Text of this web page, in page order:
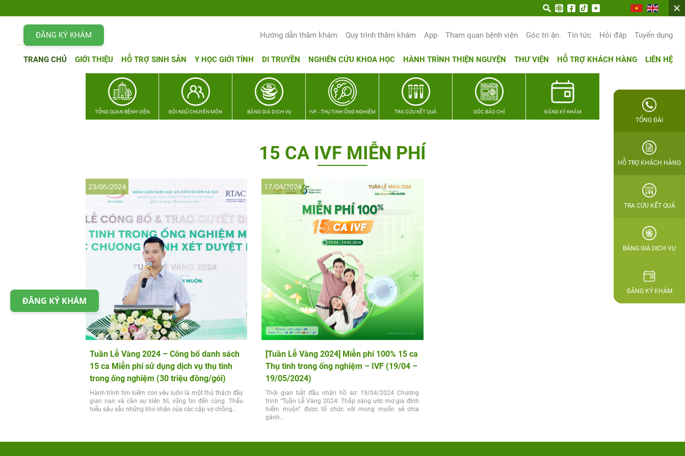
ĐĂNG KÝ KHÁM Hướng dẫn thăm khám Quy trình thăm khám App Tham quan bệnh viện Góc tri ân Tin tức Hỏi đáp Tuyển dụng
TRANG CHỦ GIỚI THIỆU HỖ TRỢ SINH SẢN Y HỌC GIỚI TÍNH DI TRUYỀN NGHIÊN CỨU KHOA HỌC HÀNH TRÌNH THIỆN NGUYỆN THƯ VIỆN HỖ TRỢ KHÁCH HÀNG LIÊN HỆ
TỔNG QUAN BỆNH VIỆN ĐỘI NGŨ CHUYÊN MÔN BẢNG GIÁ DỊCH VỤ IVF - THỤ TINH ỐNG NGHIỆM TRA CỨU KẾT QUẢ GÓC BÁO CHÍ ĐĂNG KÝ KHÁM
15 CA IVF MIỄN PHÍ
Tuần Lễ Vàng 2024 – Công bố danh sách
15 ca Miễn phí sử dụng dịch vụ thụ tinh
trong ống nghiệm (30 triệu đồng/gói)
Hành trình tìm kiếm con yêu luôn là một thử thách đầy
gian nan và cần sự kiên trì, vững tin đến cùng. Thấu
hiểu sâu sắc những khó khăn của các cặp vợ chồng...
23/06/2024
[Tuần Lễ Vàng 2024] Miễn phí 100% 15 ca
Thụ tinh trong ống nghiệm – IVF (19/04 –
19/05/2024)
Thời gian bắt đầu nhận hồ sơ: 19/04/2024 Chương
trình “Tuần Lễ Vàng 2024: Thắp sáng ước mơ gia đình
hiếm muộn” được tổ chức với mong muốn sẻ chia
gánh...
17/04/2024
TỔNG ĐÀI
HỖ TRỢ KHÁCH HÀNG
TRA CỨU KẾT QUẢ
BẢNG GIÁ DỊCH VỤ
ĐĂNG KÝ KHÁM
ĐĂNG KÝ KHÁM